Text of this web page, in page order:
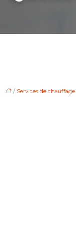
/ Services de chauffage